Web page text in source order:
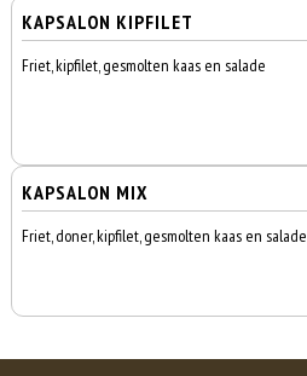
KAPSALON KIPFILET
Friet, kipfilet, gesmolten kaas en salade
KAPSALON MIX
Friet, doner, kipfilet, gesmolten kaas en salade